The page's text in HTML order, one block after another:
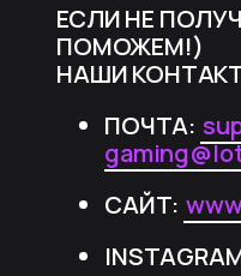
ЕСЛИ НЕ
ПОМОЖЕМ!)
НАШИ
ПОЧТА:
САЙТ: